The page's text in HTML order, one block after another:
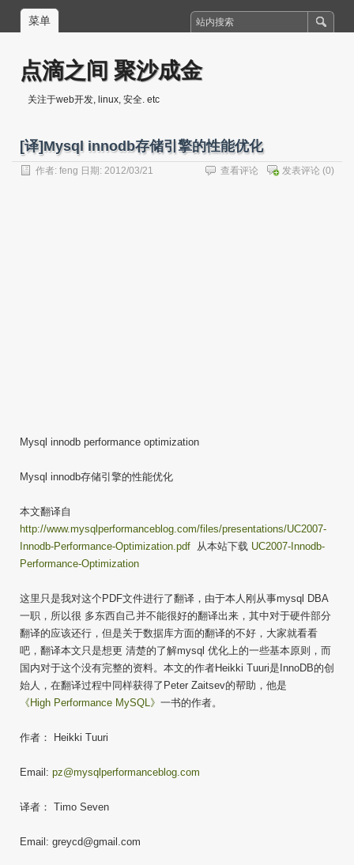
菜单
点滴之间 聚沙成金
关注于web开发, linux, 安全. etc
[译]Mysql innodb存储引擎的性能优化
作者: feng 日期: 2012/03/21 发表评论 (0)
查看评论
Mysql innodb performance optimization
Mysql innodb存储引擎的性能优化
本文翻译自
http://www.mysqlperformanceblog.com/files/presentations/UC2007-
Innodb-Performance-Optimization.pdf 从本站下载 UC2007-Innodb-
Performance-Optimization
这里只是我对这个PDF文件进行了翻译，由于本人刚从事mysql DBA
一职，所以很 多东西自己并不能很好的翻译出来，其中对于硬件部分
翻译的应该还行，但是关于数据库方面的翻译的不好，大家就看看
吧，翻译本文只是想更 清楚的了解mysql 优化上的一些基本原则，而
国内对于这个没有完整的资料。本文的作者Heikki Tuuri是InnoDB的创
始人，在翻译过程中同样获得了Peter Zaitsev的帮助，他是
《High Performance MySQL》 一书的作者。
作者： Heikki Tuuri
Email: pz@mysqlperformanceblog.com
译者： Timo Seven
Email: greycd@gmail.com